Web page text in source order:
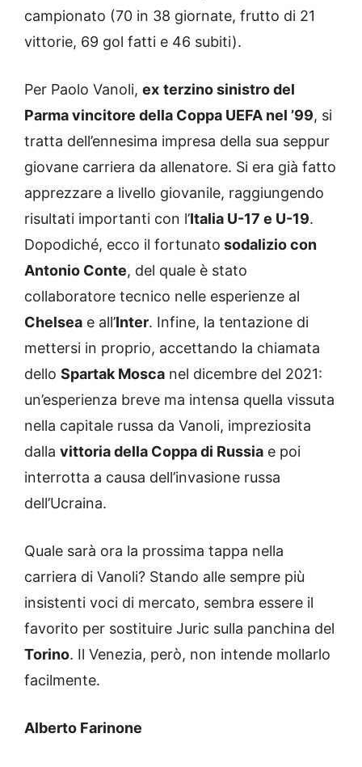
campionato (70 in 38 giornate, frutto di 21
vittorie, 69 gol fatti e 46 subiti).
Per Paolo Vanoli, ex terzino sinistro del
Parma vincitore della Coppa UEFA nel ’99, si
tratta dell’ennesima impresa della sua seppur
giovane carriera da allenatore. Si era già fatto
apprezzare a livello giovanile, raggiungendo
risultati importanti con l’Italia U-17 e U-19.
Dopodiché, ecco il fortunato sodalizio con
Antonio Conte, del quale è stato
collaboratore tecnico nelle esperienze al
Chelsea e all’Inter. Infine, la tentazione di
mettersi in proprio, accettando la chiamata
dello Spartak Mosca nel dicembre del 2021:
un’esperienza breve ma intensa quella vissuta
nella capitale russa da Vanoli, impreziosita
dalla vittoria della Coppa di Russia e poi
interrotta a causa dell’invasione russa
dell’Ucraina.
Quale sarà ora la prossima tappa nella
carriera di Vanoli? Stando alle sempre più
insistenti voci di mercato, sembra essere il
favorito per sostituire Juric sulla panchina del
Torino. Il Venezia, però, non intende mollarlo
facilmente.
Alberto Farinone